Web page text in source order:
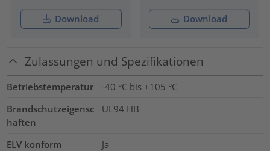
Download Download
Zulassungen und Spezifikationen
Betriebstemperatur
-40 °C bis +105 °C
Brandschutzeigensc
haften
UL94 HB
ELV konform
Ja